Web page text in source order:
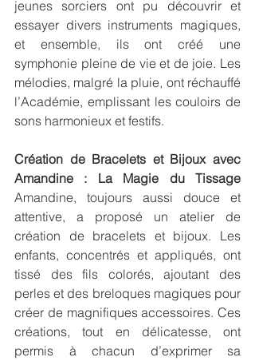
jeunes sorciers ont pu découvrir et
essayer divers instruments magiques,
et ensemble, ils ont créé une
symphonie pleine de vie et de joie. Les
mélodies, malgré la pluie, ont réchauffé
l’Académie, emplissant les couloirs de
sons harmonieux et festifs.
Création de Bracelets et Bijoux avec
Amandine : La Magie du Tissage
Amandine, toujours aussi douce et
attentive, a proposé un atelier de
création de bracelets et bijoux. Les
enfants, concentrés et appliqués, ont
tissé des fils colorés, ajoutant des
perles et des breloques magiques pour
créer de magnifiques accessoires. Ces
créations, tout en délicatesse, ont
permis à chacun d’exprimer sa